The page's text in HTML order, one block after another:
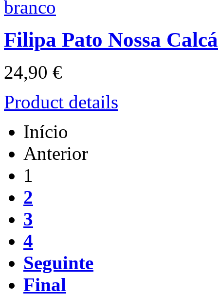
Filipa Pato Nossa
24,90 €
Product details
Início
Anterior
1
2
3
4
Seguinte
Final